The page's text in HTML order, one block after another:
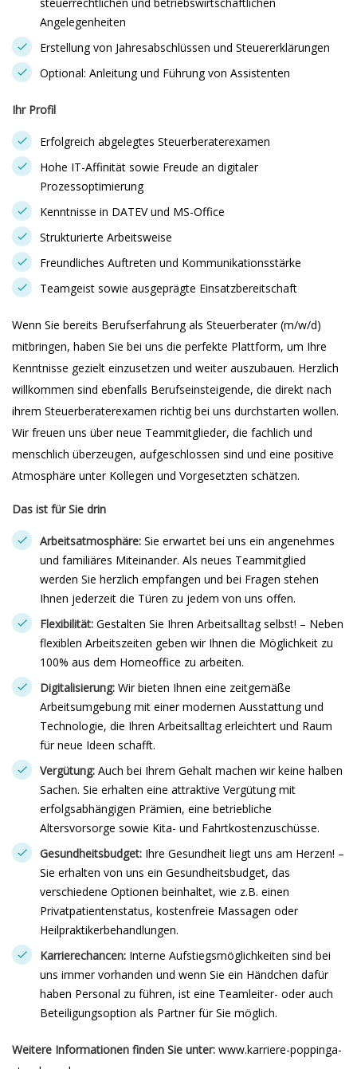
Angelegenheiten
Erstellung von Jahresabschlüssen und Steuererklärungen
Optional: Anleitung und Führung von Assistenten
Ihr Profil
Erfolgreich abgelegtes Steuerberaterexamen
Hohe IT-Affinität sowie Freude an digitaler
Prozessoptimierung
Kenntnisse in DATEV und MS-Office
Strukturierte Arbeitsweise
Freundliches Auftreten und Kommunikationsstärke
Teamgeist sowie ausgeprägte Einsatzbereitschaft
Wenn Sie bereits Berufserfahrung als Steuerberater (m/w/d)
mitbringen, haben Sie bei uns die perfekte Plattform, um Ihre
Kenntnisse gezielt einzusetzen und weiter auszubauen. Herzlich
willkommen sind ebenfalls Berufseinsteigende, die direkt nach
ihrem Steuerberaterexamen richtig bei uns durchstarten wollen.
Wir freuen uns über neue Teammitglieder, die fachlich und
menschlich überzeugen, aufgeschlossen sind und eine positive
Atmosphäre unter Kollegen und Vorgesetzten schätzen.
Das ist für Sie drin
Arbeitsatmosphäre: Sie erwartet bei uns ein angenehmes
und familiäres Miteinander. Als neues Teammitglied
werden Sie herzlich empfangen und bei Fragen stehen
Ihnen jederzeit die Türen zu jedem von uns offen.
Flexibilität: Gestalten Sie Ihren Arbeitsalltag selbst! – Neben
flexiblen Arbeitszeiten geben wir Ihnen die Möglichkeit zu
100% aus dem Homeoffice zu arbeiten.
Digitalisierung: Wir bieten Ihnen eine zeitgemäße
Arbeitsumgebung mit einer modernen Ausstattung und
Technologie, die Ihren Arbeitsalltag erleichtert und Raum
für neue Ideen schafft.
Vergütung: Auch bei Ihrem Gehalt machen wir keine halben
Sachen. Sie erhalten eine attraktive Vergütung mit
erfolgsabhängigen Prämien, eine betriebliche
Altersvorsorge sowie Kita- und Fahrtkostenzuschüsse.
Gesundheitsbudget: Ihre Gesundheit liegt uns am Herzen! –
Sie erhalten von uns ein Gesundheitsbudget, das
verschiedene Optionen beinhaltet, wie z.B. einen
Privatpatientenstatus, kostenfreie Massagen oder
Heilpraktikerbehandlungen.
Karrierechancen: Interne Aufstiegsmöglichkeiten sind bei
uns immer vorhanden und wenn Sie ein Händchen dafür
haben Personal zu führen, ist eine Teamleiter- oder auch
Beteiligungsoption als Partner für Sie möglich.
Weitere Informationen finden Sie unter: www.karriere-poppinga-